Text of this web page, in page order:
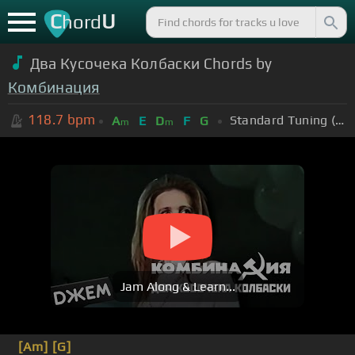
ChordU
Два Кусочека Колбаски Chords by
Комбинация
118.7 bpm Am E Dm F G Standard Tuning (EADGBE)
Jam Along & Learn...
[Am] [G]